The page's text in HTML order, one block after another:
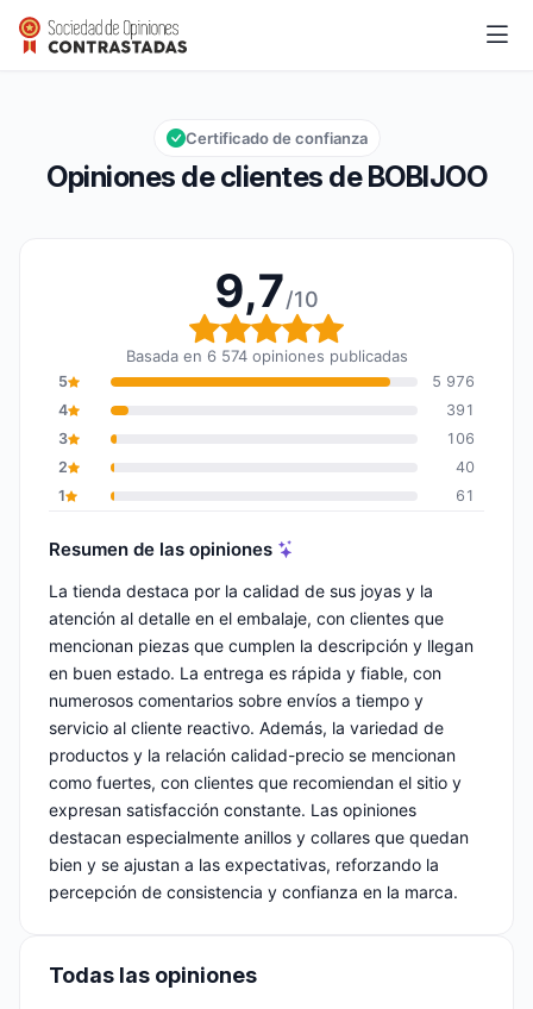
BOBIJOO
Calificación global: 9,7 de 10
9,7/10
Opiniones de clientes de BOBIJOO
Certificado de confianza
9,7/10
Calificación global: 9,7
Basada en 6 574 opiniones publicadas
5
5 976
4
391
3
106
2
40
1
61
Resumen de las opiniones
La tienda destaca por la calidad de sus joyas y la
atención al detalle en el embalaje, con clientes que
mencionan piezas que cumplen la descripción y llegan
en buen estado. La entrega es rápida y fiable, con
numerosos comentarios sobre envíos a tiempo y
servicio al cliente reactivo. Además, la variedad de
productos y la relación calidad-precio se mencionan
como fuertes, con clientes que recomiendan el sitio y
expresan satisfacción constante. Las opiniones
destacan especialmente anillos y collares que quedan
bien y se ajustan a las expectativas, reforzando la
percepción de consistencia y confianza en la marca.
Todas las opiniones